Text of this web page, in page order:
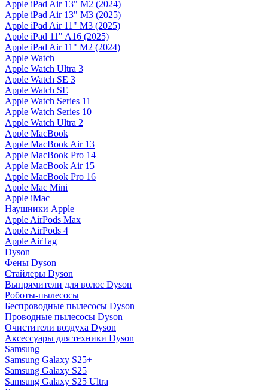
Apple iPad Air 13" M2 (2024)
Apple iPad Air 13" M3 (2025)
Apple iPad Air 11" M3 (2025)
Apple iPad 11" A16 (2025)
Apple iPad Air 11" M2 (2024)
Apple Watch
Apple Watch Ultra 3
Apple Watch SE 3
Apple Watch SE
Apple Watch Series 11
Apple Watch Series 10
Apple Watch Ultra 2
Apple MacBook
Apple MacBook Air 13
Apple MacBook Pro 14
Apple MacBook Air 15
Apple MacBook Pro 16
Apple Mac Mini
Apple iMac
Наушники Apple
Apple AirPods Max
Apple AirPods 4
Apple AirTag
Dyson
Фены Dyson
Стайлеры Dyson
Выпрямители для волос Dyson
Роботы-пылесосы
Беспроводные пылесосы Dyson
Проводные пылесосы Dyson
Очистители воздуха Dyson
Аксессуары для техники Dyson
Samsung
Samsung Galaxy S25+
Samsung Galaxy S25
Samsung Galaxy S25 Ultra